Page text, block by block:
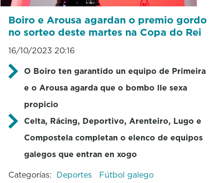
Boiro e Arousa agardan o premio gordo
no sorteo deste martes na Copa do Rei
16/10/2023 20:16
O Boiro ten garantido un equipo de Primeira
e o Arousa agarda que o bombo lle sexa
propicio
Celta, Rácing, Deportivo, Arenteiro, Lugo e
Compostela completan o elenco de equipos
galegos que entran en xogo
Categorías: Deportes Fútbol galego